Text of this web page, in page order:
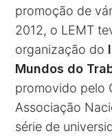
promoção de
2012, o LEMT
organização do
Mundos do
promovido pelo
Associação
série de